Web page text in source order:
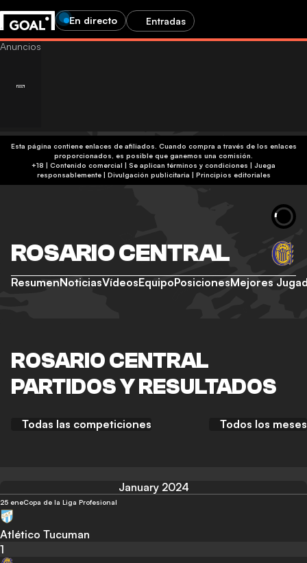
En directo Entradas
Esta página contiene enlaces de afiliados. Cuando compra a través de los enlaces
proporcionados, es posible que ganemos una comisión.
+18 | Contenido comercial | Se aplican términos y condiciones | Juega
responsablemente| Divulgación publicitaria | Principios editoriales
ROSARIO CENTRAL
ResumenNoticiasVídeosEquipoPosicionesMejores
ROSARIO CENTRAL
PARTIDOS Y RESULTADOS
Todas las competiciones Todos los meses
January 2024
25 eneCopa de la Liga Profesional
Atlético Tucuman
1